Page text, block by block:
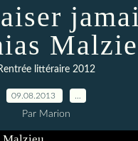
littéraire 2012
09.08.2013
Par Marion